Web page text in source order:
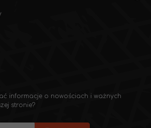
informacje o nowościach i ważnych
stronie?